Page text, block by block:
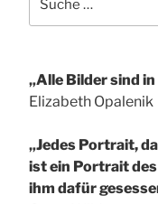
nach:
„Alle Bilder sind
Elizabeth Opalenik
„Jedes Portrait,
ist ein Portrait
ihm dafür